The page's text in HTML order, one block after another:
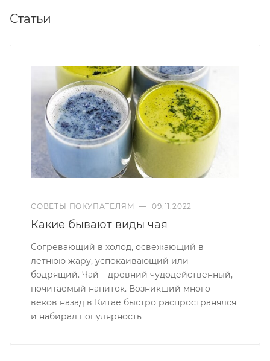
Статьи
СОВЕТЫ ПОКУПАТЕЛЯМ — 09.11.2022
Какие бывают виды чая
Согревающий в холод, освежающий в
летнюю жару, успокаивающий или
бодрящий. Чай – древний чудодейственный,
почитаемый напиток. Возникший много
веков назад в Китае быстро распространялся
и набирал популярность